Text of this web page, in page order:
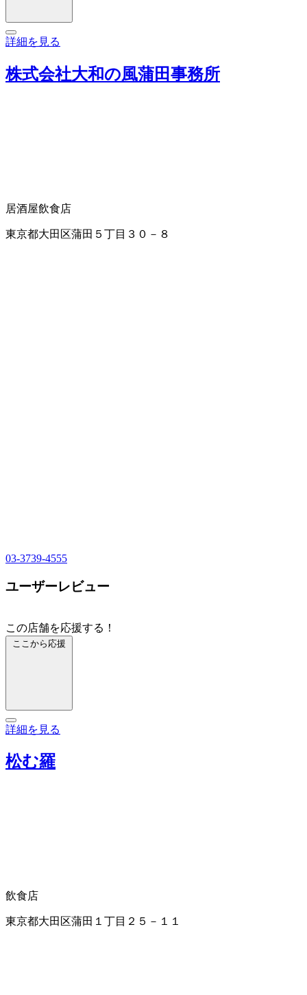
詳細を見る
株式会社大和の風蒲田事務所
居酒屋飲食店
東京都大田区蒲田５丁目３０－８
03-3739-4555
ユーザーレビュー
この店舗を応援する！
ここから応援
詳細を見る
松む羅
飲食店
東京都大田区蒲田１丁目２５－１１